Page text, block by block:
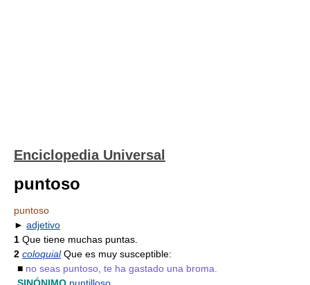
Enciclopedia Universal
puntoso
puntoso
► adjetivo
1 Que tiene muchas puntas.
2 coloquialQue es muy susceptible:
■ no seas puntoso, te ha gastado una broma.